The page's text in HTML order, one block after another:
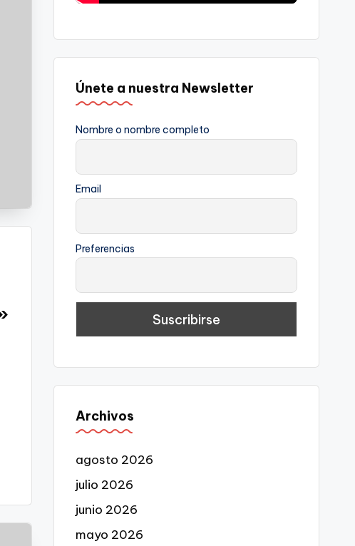
Únete a nuestra Newsletter
Nombre o nombre completo
Email
Preferencias
Archivos
agosto 2026
julio 2026
junio 2026
mayo 2026